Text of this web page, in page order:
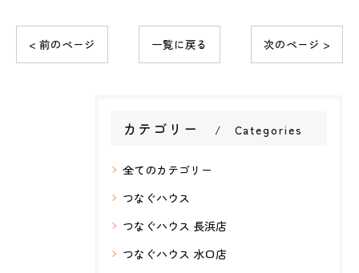
< 前のページ 一覧に戻る 次のページ >
カテゴリー Categories
全てのカテゴリー
つなぐハウス
つなぐハウス 長浜店
つなぐハウス 水口店